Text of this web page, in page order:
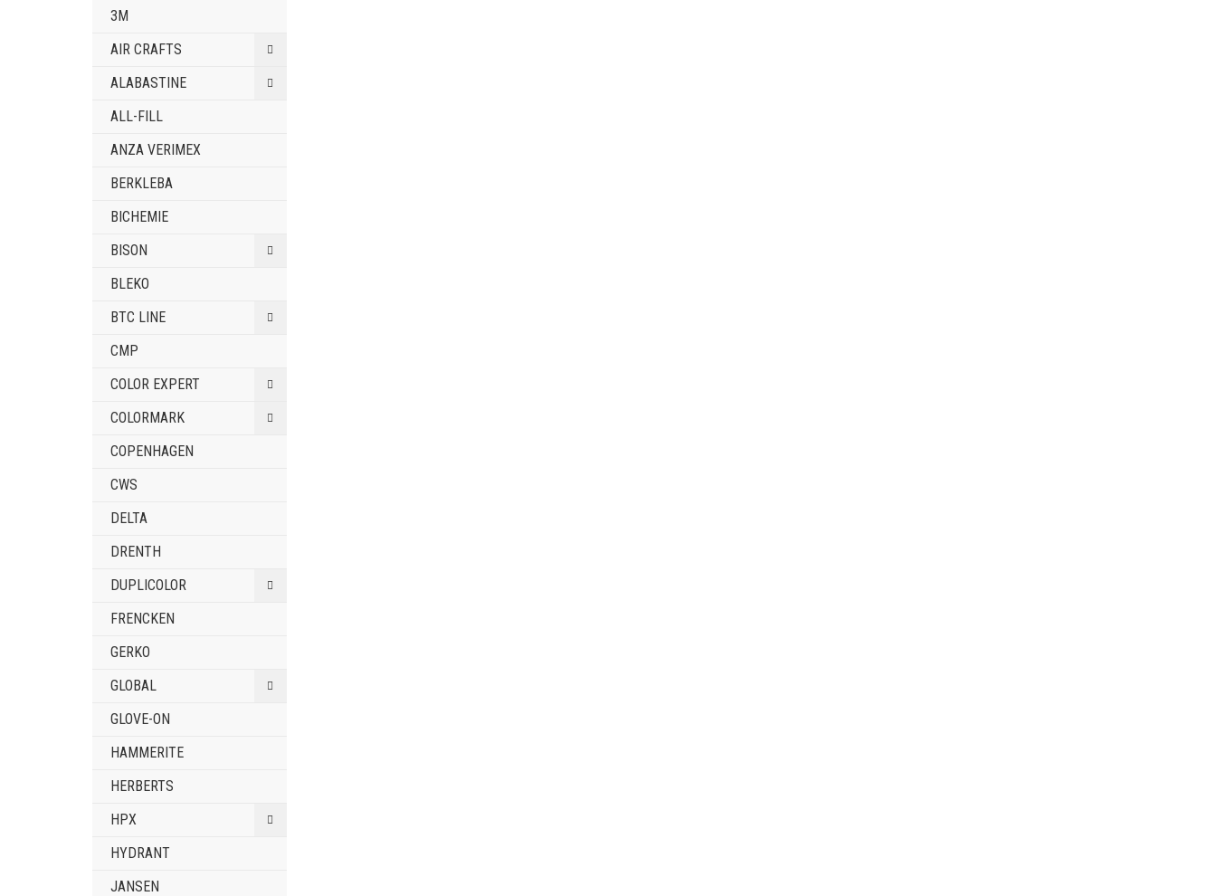
3M
AIR CRAFTS
ALABASTINE
ALL-FILL
ANZA VERIMEX
BERKLEBA
BICHEMIE
BISON
BLEKO
BTC LINE
CMP
COLOR EXPERT
COLORMARK
COPENHAGEN
CWS
DELTA
DRENTH
DUPLICOLOR
FRENCKEN
GERKO
GLOBAL
GLOVE-ON
HAMMERITE
HERBERTS
HPX
HYDRANT
JANSEN